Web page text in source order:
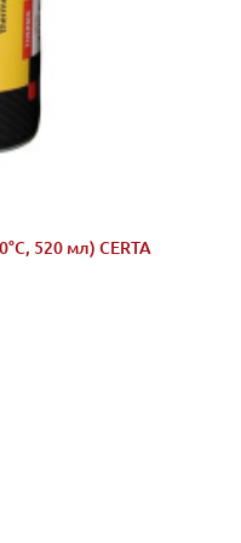
520 мл) CERTA